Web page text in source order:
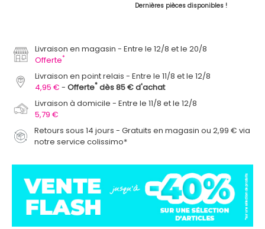
Dernières pièces disponibles !
Livraison en magasin
Entre le 12/8 et le 20/8
Offerte*
Livraison en point relais
Entre le 11/8 et le 12/8
4,95 €
Offerte* dès 85 € d'achat
Livraison à domicile
Entre le 11/8 et le 12/8
5,79 €
Retours sous 14 jours - Gratuits en magasin ou 2,99 € via
notre service colissimo*